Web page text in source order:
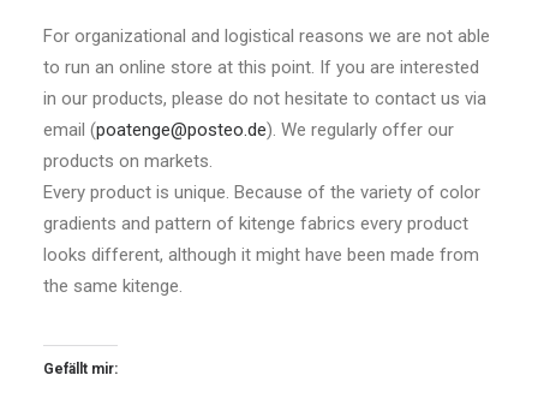
For organizational and logistical reasons we are not able
to run an online store at this point. If you are interested
in our products, please do not hesitate to contact us via
email (poatenge@posteo.de). We regularly offer our
products on markets.
Every product is unique. Because of the variety of color
gradients and pattern of kitenge fabrics every product
looks different, although it might have been made from
the same kitenge.
Gefällt mir: